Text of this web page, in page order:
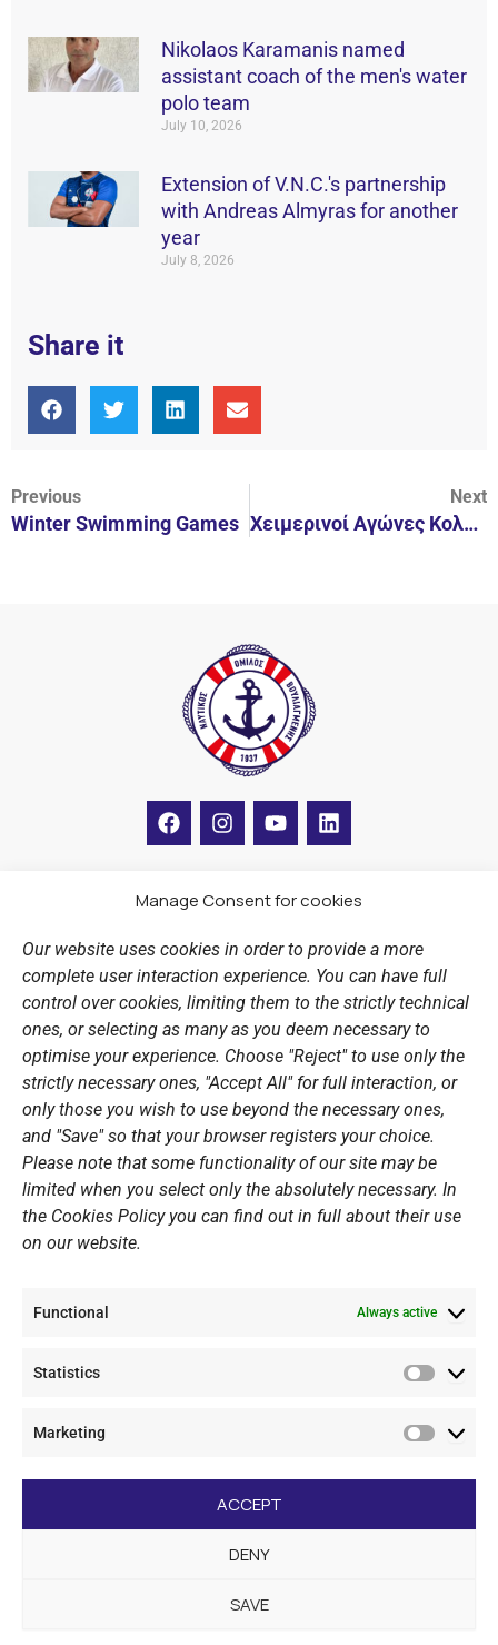
Manage Consent for cookies
Our website uses cookies in order to provide a more
complete user interaction experience. You can have full
control over cookies, limiting them to the strictly technical
ones, or selecting as many as you deem necessary to
optimise your experience. Choose "Reject" to use only the
strictly necessary ones, "Accept All" for full interaction, or
only those you wish to use beyond the necessary ones,
and "Save" so that your browser registers your choice.
Please note that some functionality of our site may be
limited when you select only the absolutely necessary. In
the Cookies Policy you can find out in full about their use
on our website.
Functional Always active
Statistics
Marketing
ACCEPT
DENY
SAVE
Nikolaos Karamanis named
assistant coach of the men's water
polo team
July 10, 2026
Extension of V.N.C.'s partnership
with Andreas Almyras for another
year
July 8, 2026
Share it
Previous
Winter Swimming Games
Next
Χειμερινοί Αγώνες Κολύμβησης Προαγωνιστικών
F
a
b
o
k
I
n
a
r
a
m
Y
o
u
e
L
i
e
i
n
Sports Academy
Open Water Swimming Crossing
Sponsors
Summer Camps
PERSONAL DATA
Website Policy
Cookie Policy
General Policy NOV
Summer Camp Update
CONTACT
+30 210 89 62 416
Vouliagmeni Nautical Club, GR - 166 71 Laimos